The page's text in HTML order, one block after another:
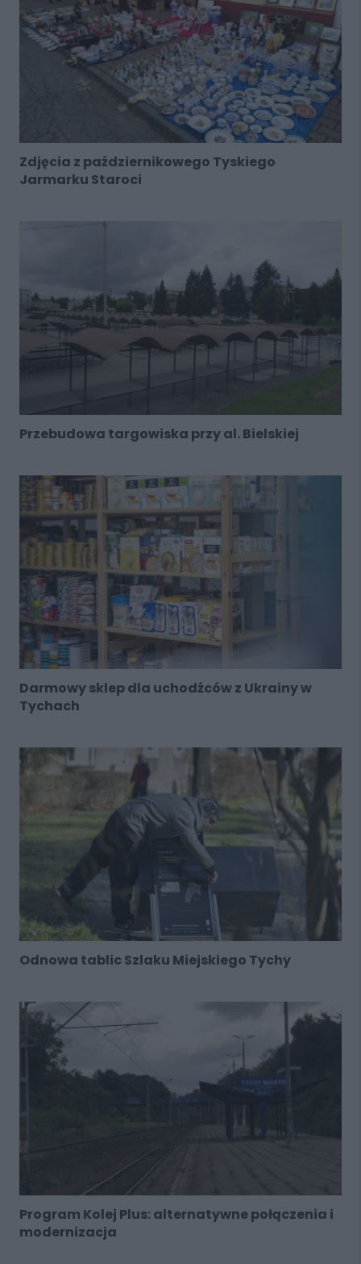
Zdjęcia z październikowego Tyskiego
Jarmarku Staroci
Przebudowa targowiska przy al. Bielskiej
Darmowy sklep dla uchodźców z Ukrainy w
Tychach
Odnowa tablic Szlaku Miejskiego Tychy
Program Kolej Plus: alternatywne połączenia i
modernizacja